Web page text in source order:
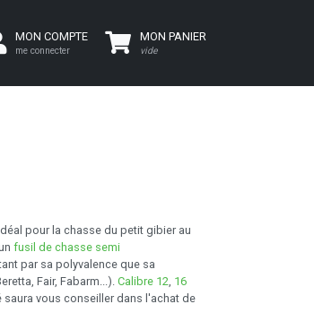
MON COMPTE
me connecter
MON PANIER
vide
idéal pour la chasse du petit gibier au
fusil de chasse semi
par sa polyvalence que sa
Fair, Fabarm...). Calibre 12 16
vous conseiller dans l'achat de